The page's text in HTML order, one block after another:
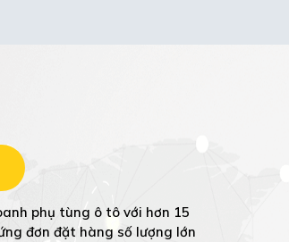
phụ tùng ô tô với hơn 15
đơn đặt hàng số lượng lớn